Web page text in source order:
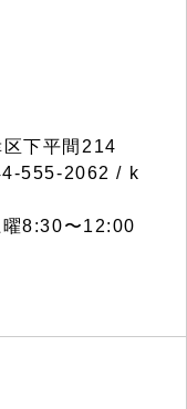
下平間214
555-2062 / k
8:30〜12:00